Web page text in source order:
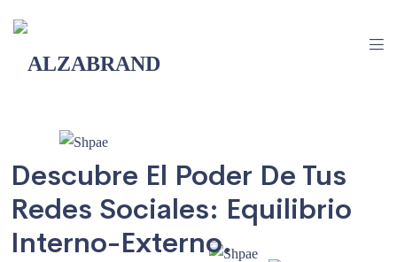
Descubre El Poder De Tus
Redes Sociales: Equilibrio
Interno-Externo.